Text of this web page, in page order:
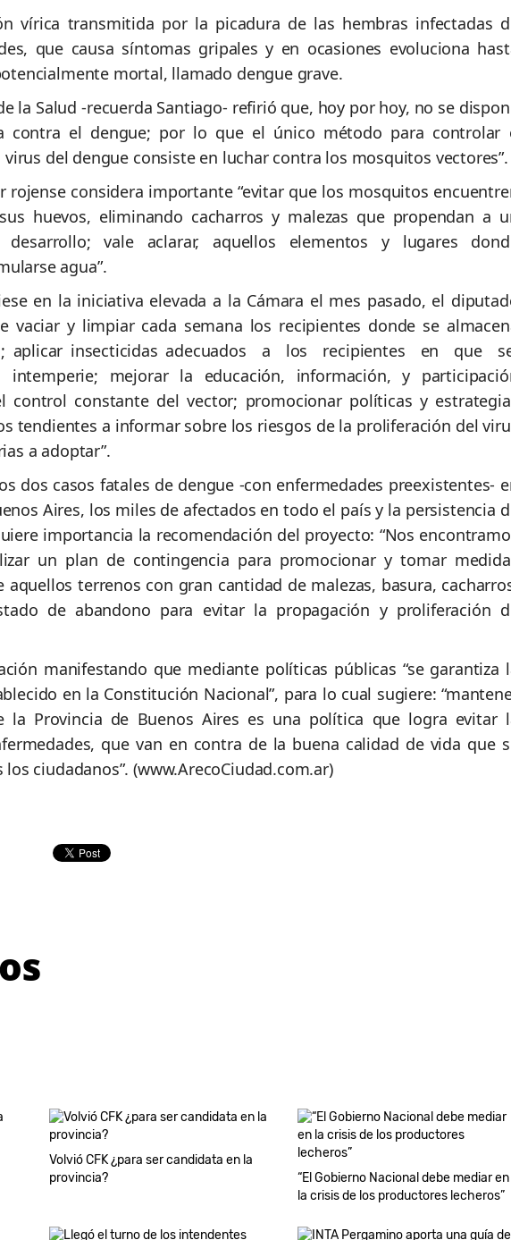
vírica transmitida por la picadura de las hembras infectadas
que causa síntomas gripales y en ocasiones evoluciona
mortal, llamado dengue grave.
la Salud -recuerda Santiago- refirió que, hoy por hoy, no se
contra el dengue; por lo que el único método para controlar
del dengue consiste en luchar contra los mosquitos vectores”.
rojense considera importante “evitar que los mosquitos
huevos, eliminando cacharros y malezas que propendan a
vale aclarar, aquellos elementos y lugares
agua”.
en la iniciativa elevada a la Cámara el mes pasado, el
vaciar y limpiar cada semana los recipientes donde se
aplicar insecticidas adecuados a los recipientes en que
mejorar la educación, información, y
control constante del vector; promocionar políticas y
tendientes a informar sobre los riesgos de la proliferación del
a adoptar”.
dos casos fatales de dengue -con enfermedades preexistentes-
Aires, los miles de afectados en todo el país y la persistencia
importancia la recomendación del proyecto: “Nos
un plan de contingencia para promocionar y tomar
terrenos con gran cantidad de malezas, basura,
de abandono para evitar la propagación y proliferación
manifestando que mediante políticas públicas “se garantiza
en la Constitución Nacional”, para lo cual sugiere:
la Provincia de Buenos Aires es una política que logra evitar
que van en contra de la buena calidad de vida que
ciudadanos”. (www.ArecoCiudad.com.ar)
Volvió CFK ¿para ser candidata en la
provincia?
“El Gobierno Nacional debe mediar en
la crisis de los productores lecheros”